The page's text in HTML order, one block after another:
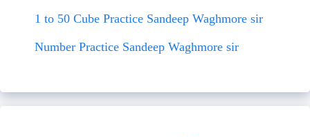
1 to 50 Cube Practice Sandeep Waghmore sir
Number Practice Sandeep Waghmore sir